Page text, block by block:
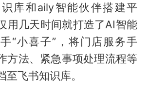
库和aily智能伙伴搭建平
用几天时间就打造了AI智能
“小喜子”，将门店服务手
方法、紧急事项处理流程等
至飞书知识库。